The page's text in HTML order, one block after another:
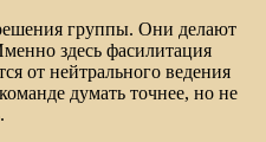
группы. Они делают
здесь фасилитация
от нейтрального ведения
думать точнее, но не